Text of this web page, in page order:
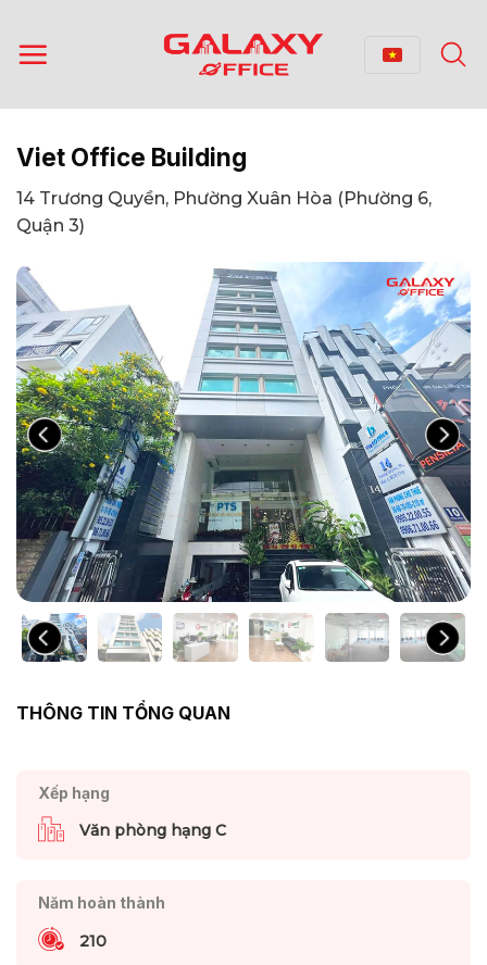
qua
nội
Viet Office Building
14 Trương Quyền, Phường Xuân Hòa (Phường 6,
Quận 3)
THÔNG TIN TỔNG QUAN
Xếp hạng
Văn phòng hạng C
Năm hoàn thành
210